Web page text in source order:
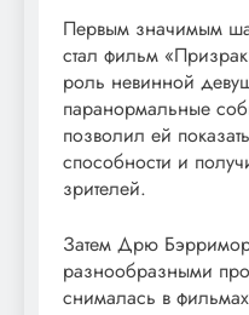
Первым значимым
стал фильм
роль невинной
паранормальные
позволил ей
способности и
зрителей.
Затем Дрю
разнообразными
снималась в